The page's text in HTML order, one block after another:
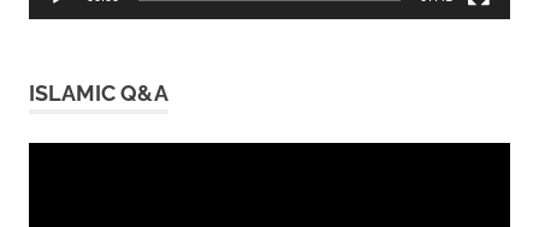
ISLAMIC Q&A